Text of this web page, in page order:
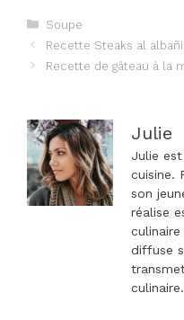
Catégories
Soupe
Navigation
des
Recette Steaks al albañil
Recette de gâteau à la
Julie
Julie
cuisine.
son
réalise
diffuse
culinaire.